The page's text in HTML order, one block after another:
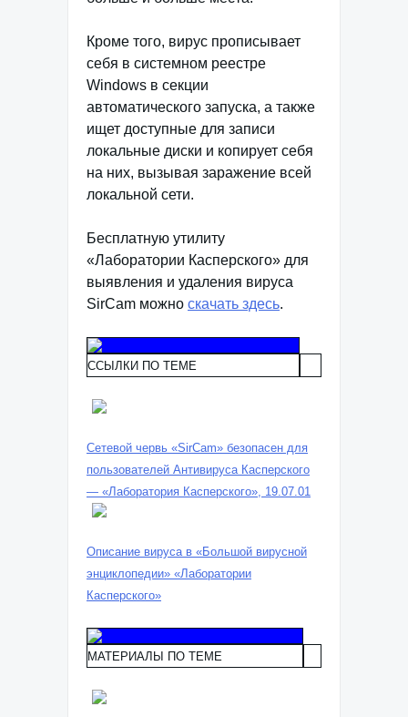
Кроме того, вирус прописывает
себя в системном реестре
Windows в секции
автоматического запуска, а также
ищет доступные для записи
локальные диски и копирует себя
на них, вызывая заражение всей
локальной сети.
Бесплатную утилиту
«Лаборатории Касперского» для
выявления и удаления вируса
SirCam можно скачать здесь.
ССЫЛКИ ПО ТЕМЕ
Сетевой червь «SirCam» безопасен для
пользователей Антивируса Касперского
— «Лаборатория Касперского», 19.07.01
Описание вируса в «Большой вирусной
энциклопедии» «Лаборатории
Касперского»
МАТЕРИАЛЫ ПО ТЕМЕ